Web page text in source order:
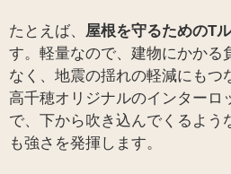
たとえば、 屋根を守るためのT
す。軽量なので、建物にかかる
なく、地震の揺れの軽減にもつ
高千穂オリジナルのインターロ
で、下から吹き込んでくるよう
も強さを発揮します。